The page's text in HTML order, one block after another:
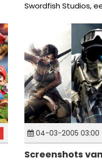
Swordfish Studios,
04-03-2005 03:00
Screenshots